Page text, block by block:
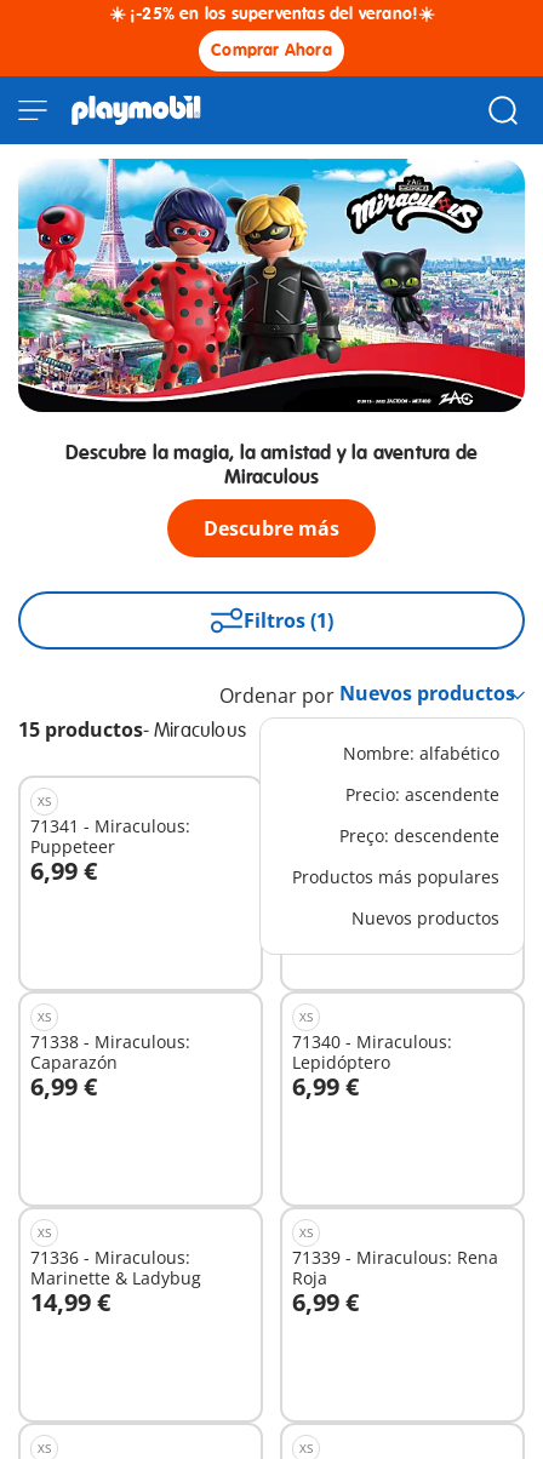
☀️ ¡-25% en los superventas del verano!☀️
Comprar Ahora
Descubre la magia, la amistad y la aventura de
Miraculous
Descubre más
Filtros (1)
15 productos- Miraculous
Ordenar por
Nombre: alfabético
Precio: ascendente
Preço: descendente
Productos más populares
Nuevos productos
XS
71341 - Miraculous:
Puppeteer
6,99 €
A la cesta
71337 - Miraculous: Adrien
& Cat Noir
14,99 €
A la cesta
XS
71338 - Miraculous:
Caparazón
6,99 €
A la cesta
XS
71340 - Miraculous:
Lepidóptero
6,99 €
A la cesta
XS
71336 - Miraculous:
Marinette & Ladybug
14,99 €
A la cesta
XS
71339 - Miraculous: Rena
Roja
6,99 €
A la cesta
XS XS